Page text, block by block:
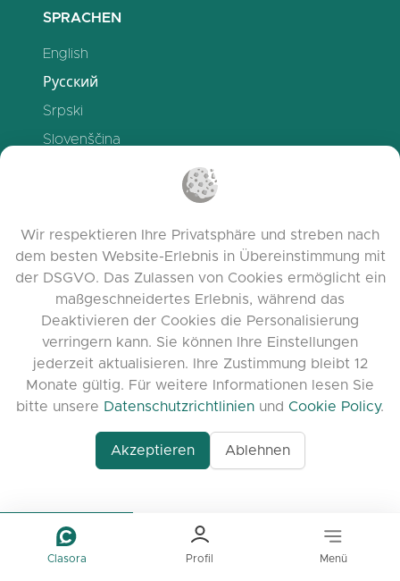
Clasora Profil Menü
SPRACHEN
English
Русский
Srpski
Slovenščina
Español
Français
UNTERSTÜTZUNG
office@clasora.com
Feedback hinterlassen
NÜTZLICHE LINKS
Wir respektieren Ihre Privatsphäre und streben nach
dem besten Website-Erlebnis in Übereinstimmung mit
der DSGVO. Das Zulassen von Cookies ermöglicht ein
maßgeschneidertes Erlebnis, während das
Deaktivieren der Cookies die Personalisierung
verringern kann. Sie können Ihre Einstellungen
jederzeit aktualisieren. Ihre Zustimmung bleibt 12
Monate gültig. Für weitere Informationen lesen Sie
bitte unsere Datenschutzrichtlinien und Cookie Policy.
Akzeptieren Ablehnen